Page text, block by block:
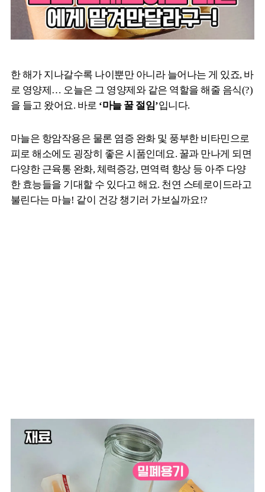
한 해가 지나갈수록 나이뿐만 아니라 늘어나는 게 있죠, 바
로 영양제… 오늘은 그 영양제와 같은 역할을 해줄 음식(?)
을 들고 왔어요. 바로 ‘마늘 꿀 절임’입니다.
마늘은 항암작용은 물론 염증 완화 및 풍부한 비타민으로
피로 해소에도 굉장히 좋은 시품인데요. 꿀과 만나게 되면
다양한 근육통 완화, 체력증강, 면역력 향상 등 아주 다양
한 효능들을 기대할 수 있다고 해요. 천연 스테로이드라고
불린다는 마늘! 같이 건강 챙기러 가보실까요!?